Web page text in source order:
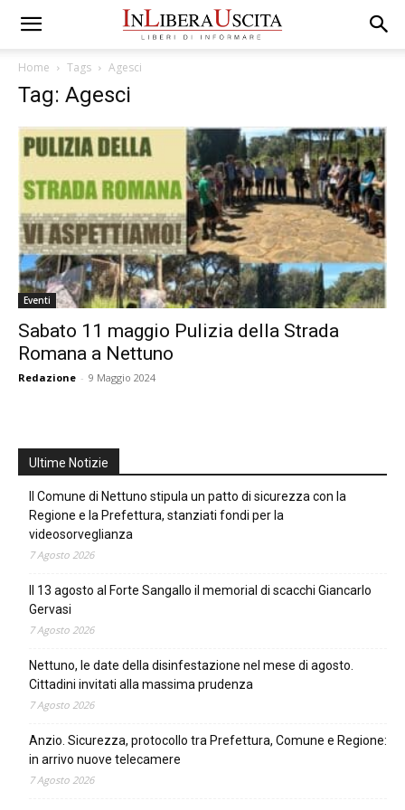
Home Tags Agesci
Tag: Agesci
Eventi
Sabato 11 maggio Pulizia della Strada
Romana a Nettuno
Redazione - 9 Maggio 2024
Ultime Notizie
Il Comune di Nettuno stipula un patto di sicurezza con la
Regione e la Prefettura, stanziati fondi per la
videosorveglianza
7 Agosto 2026
Il 13 agosto al Forte Sangallo il memorial di scacchi Giancarlo
Gervasi
7 Agosto 2026
Nettuno, le date della disinfestazione nel mese di agosto.
Cittadini invitati alla massima prudenza
7 Agosto 2026
Anzio. Sicurezza, protocollo tra Prefettura, Comune e Regione:
in arrivo nuove telecamere
7 Agosto 2026